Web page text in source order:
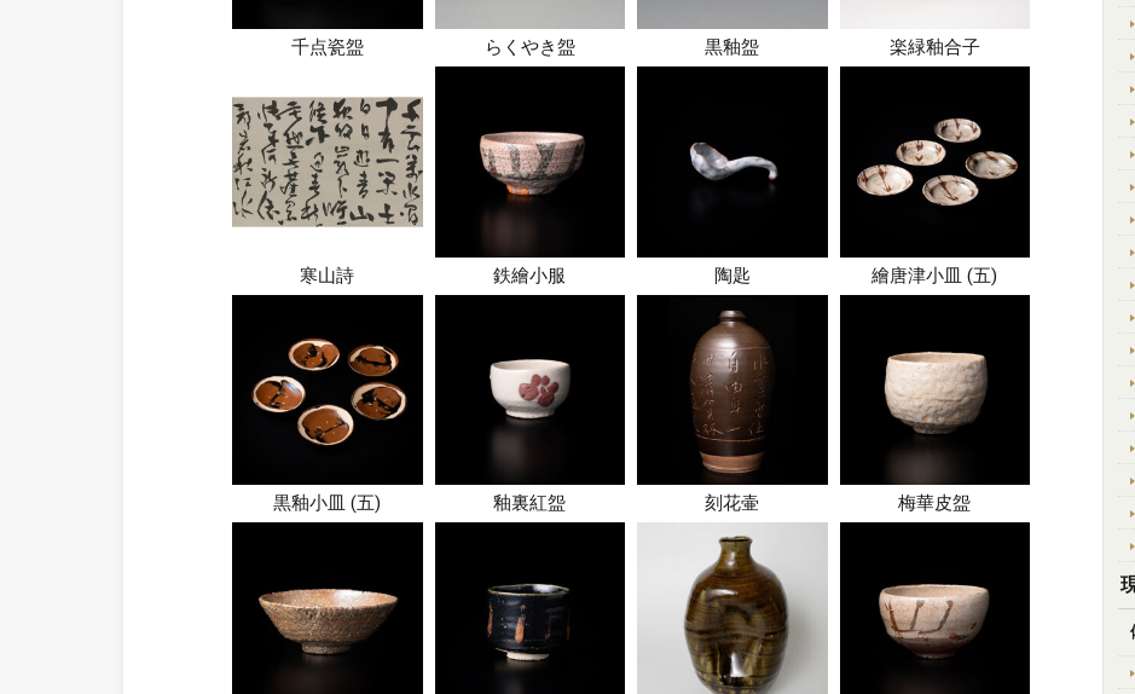
千点瓷盌 らくやき盌 黒釉盌 楽緑釉合子
寒山詩 鉄繪小服 陶匙 繪唐津小皿 (五)
黒釉小皿 (五) 釉裏紅盌 刻花壷 梅華皮盌